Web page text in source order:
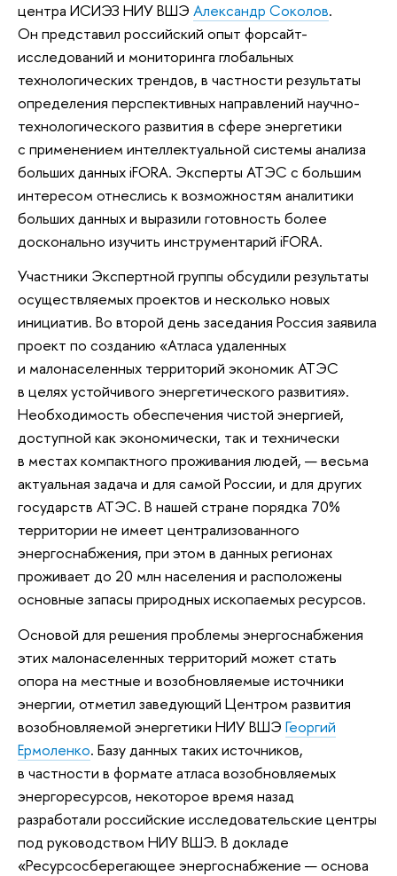
центра ИСИЭЗ НИУ ВШЭ Александр Соколов.
Он представил российский опыт форсайт-
исследований и мониторинга глобальных
технологических трендов, в частности результаты
определения перспективных направлений научно-
технологического развития в сфере энергетики
с применением интеллектуальной системы анализа
больших данных iFORA. Эксперты АТЭС с большим
интересом отнеслись к возможностям аналитики
больших данных и выразили готовность более
досконально изучить инструментарий iFORA.
Участники Экспертной группы обсудили результаты
осуществляемых проектов и несколько новых
инициатив. Во второй день заседания Россия заявила
проект по созданию «Атласа удаленных
и малонаселенных территорий экономик АТЭС
в целях устойчивого энергетического развития».
Необходимость обеспечения чистой энергией,
доступной как экономически, так и технически
в местах компактного проживания людей, — весьма
актуальная задача и для самой России, и для других
государств АТЭС. В нашей стране порядка 70%
территории не имеет централизованного
энергоснабжения, при этом в данных регионах
проживает до 20 млн населения и расположены
основные запасы природных ископаемых ресурсов.
Основой для решения проблемы энергоснабжения
этих малонаселенных территорий может стать
опора на местные и возобновляемые источники
энергии, отметил заведующий Центром развития
возобновляемой энергетики НИУ ВШЭ Георгий
Ермоленко. Базу данных таких источников,
в частности в формате атласа возобновляемых
энергоресурсов, некоторое время назад
разработали российские исследовательские центры
под руководством НИУ ВШЭ. В докладе
«Ресурсосберегающее энергоснабжение — основа